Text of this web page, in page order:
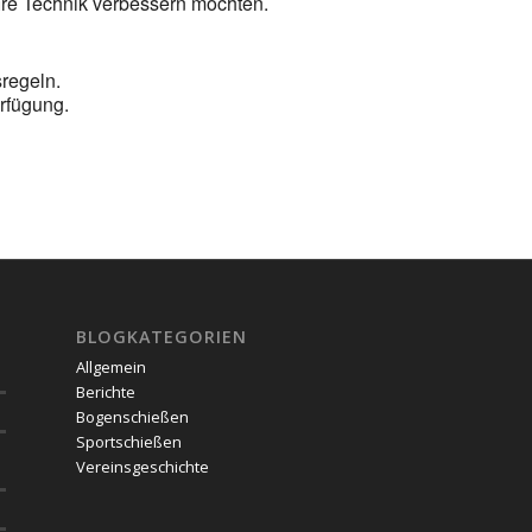
BLOGKATEGORIEN
Allgemein
Berichte
Bogenschießen
Sportschießen
Vereinsgeschichte